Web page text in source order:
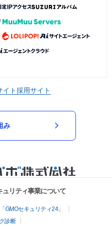
イト採用サイト
み
リティ事業について
GMOセキュリティ24」
診断